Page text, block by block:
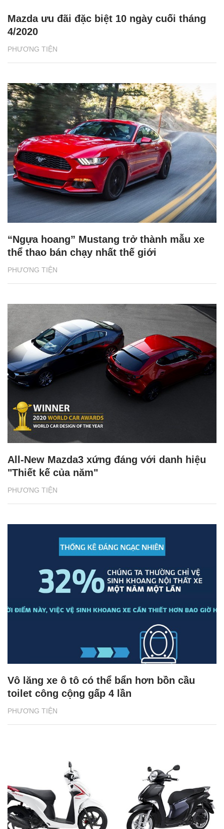
PHƯƠNG TIỆN
Mazda ưu đãi đặc biệt 10 ngày cuối tháng
4/2020
PHƯƠNG TIỆN
“Ngựa hoang” Mustang trở thành mẫu xe
thể thao bán chạy nhất thế giới
PHƯƠNG TIỆN
All-New Mazda3 xứng đáng với danh hiệu
"Thiết kế của năm"
PHƯƠNG TIỆN
Vô lăng xe ô tô có thể bẩn hơn bồn cầu
toilet công cộng gấp 4 lần